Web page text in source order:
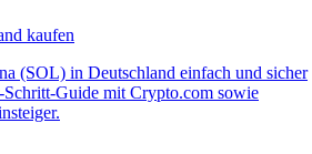
kaufen
(SOL) in Deutschland einfach und sicher
Guide mit Crypto.com sowie